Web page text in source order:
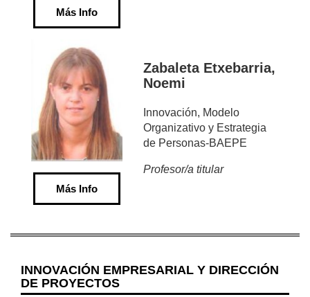
Más Info
Más Info
Zabaleta Etxebarria,
Noemi
Innovación, Modelo
Organizativo y Estrategia
de Personas-BAEPE
Profesor/a titular
INNOVACIÓN EMPRESARIAL Y DIRECCIÓN
DE PROYECTOS